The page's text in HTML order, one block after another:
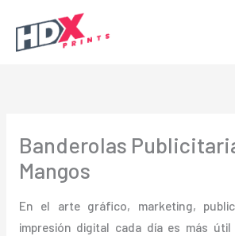
contenido
Banderolas
Mangos
En el arte gráfico, marketing,
impresión digital cada día es más